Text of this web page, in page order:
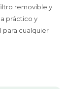
removible y
práctico y
para cualquier